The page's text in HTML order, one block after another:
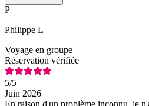
P
Philippe L
Voyage en groupe
Réservation vérifiée
5/5
Juin 2026
En raison d'un problème inconnu, je